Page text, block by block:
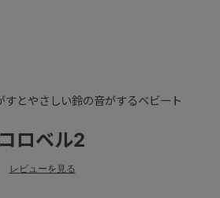
ロベル2
レビューを見る
すとやさしい鈴の音がするベビート